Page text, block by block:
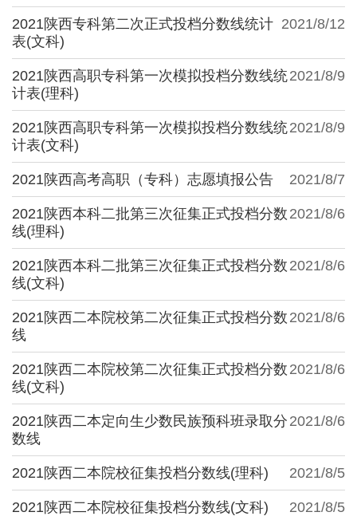
2021/8/12
2021陕西专科第二次正式投档分数线统计
表(文科)
2021/8/9
2021陕西高职专科第一次模拟投档分数线统
计表(理科)
2021/8/9
2021陕西高职专科第一次模拟投档分数线统
计表(文科)
2021/8/7
2021陕西高考高职（专科）志愿填报公告
2021/8/6
2021陕西本科二批第三次征集正式投档分数
线(理科)
2021/8/6
2021陕西本科二批第三次征集正式投档分数
线(文科)
2021/8/6
2021陕西二本院校第二次征集正式投档分数
线
2021/8/6
2021陕西二本院校第二次征集正式投档分数
线(文科)
2021/8/6
2021陕西二本定向生少数民族预科班录取分
数线
2021/8/5
2021陕西二本院校征集投档分数线(理科)
2021/8/5
2021陕西二本院校征集投档分数线(文科)